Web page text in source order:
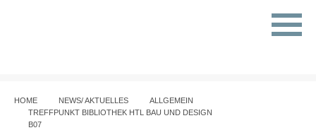
HOME NEWS/ AKTUELLES
ALLGEMEIN
TREFFPUNKT BIBLIOTHEK HTL BAU UND DESIGN
B07